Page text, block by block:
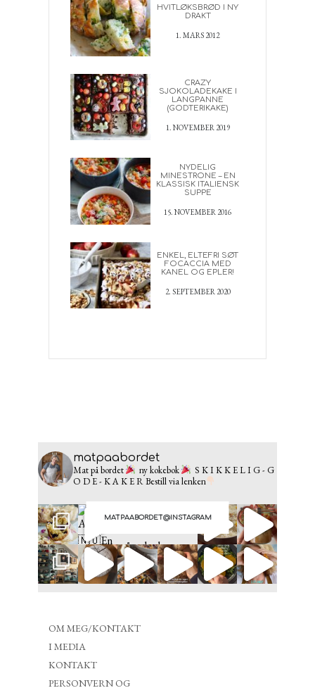
HVITLØKSBRØD I NY
DRAKT
1. MARS 2012
CRAZY
SJOKOLADEKAKE I
LANGPANNE
(GODTERIKAKE)
1. NOVEMBER 2019
NYDELIG
MINESTRONE – EN
KLASSISK ITALIENSK
SUPPE
15. NOVEMBER 2016
ENKEL, ELTEFRI SØT
FOCACCIA MED
KANEL OG EPLER!
2. SEPTEMBER 2020
MATPAABORDET@INSTAGRAM
matpaabordet
Mat på bordet ny kokebok
S K I K K E L I G - G
O D E - K A K E RBestill via lenken
OM MEG/KONTAKT
I MEDIA
KONTAKT
PERSONVERN OG